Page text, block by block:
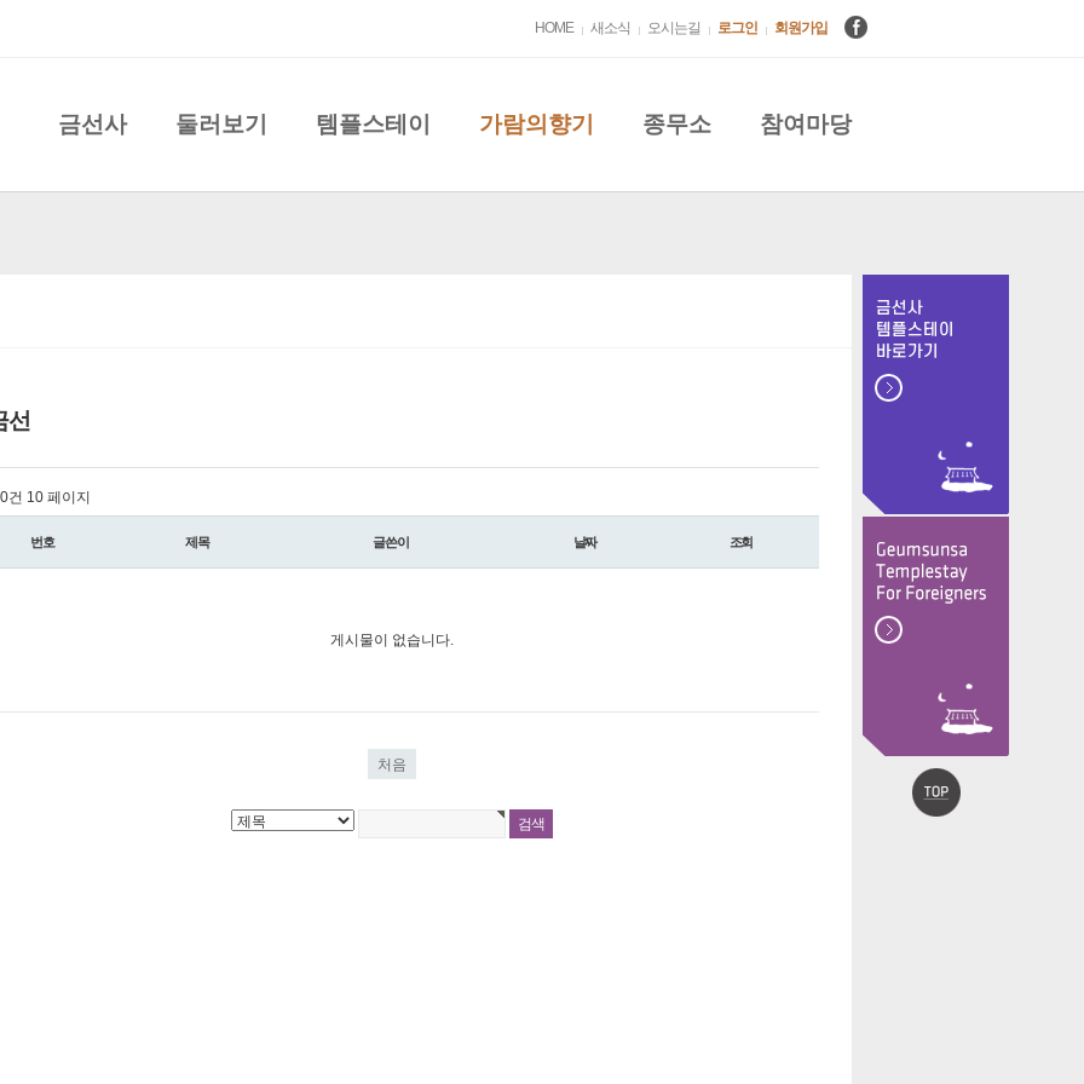
HOME 새소식 오시는길 로그인 회원가입
금선사 둘러보기 템플스테이 가람의향기 종무소 참여마당
선
건 10 페이지
번호 제목 글쓴이 날짜 조회
게시물이 없습니다.
처음